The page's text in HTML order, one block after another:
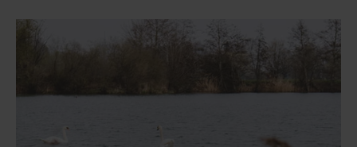
Hundefreundliche Unterkünfte
Deutschlands Lieblingsseen
Seen in Europa
Frankreich